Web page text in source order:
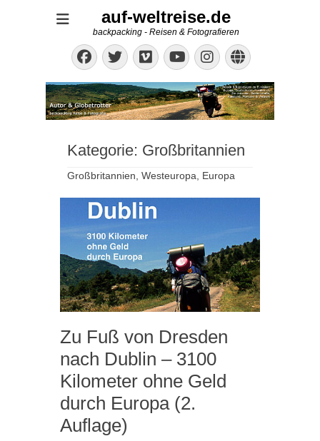
auf-weltreise.de
backpacking - Reisen & Fotografieren
Facebook
Twitter
Vimeo
YouTube
Instagram
Website
Kategorie: Großbritannien
Großbritannien, Westeuropa, Europa
Zu Fuß von Dresden
nach Dublin – 3100
Kilometer ohne Geld
durch Europa (2.
Auflage)